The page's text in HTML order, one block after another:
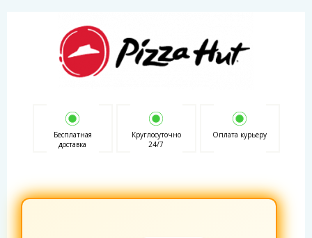
Бесплатная
доставка
Круглосуточно
24/7
Оплата курьеру